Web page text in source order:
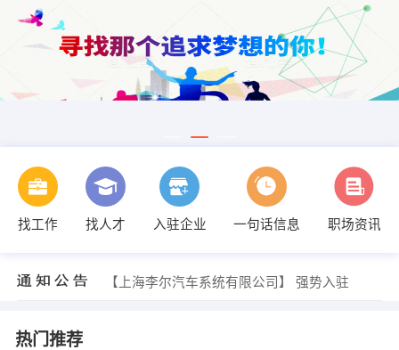
找工作 找人才 入驻企业 一句话信息 职场资讯
发布 [QAD&BOM专员 ] 招聘信息
【欧速（成都）汽车配件有限公司】 强势入驻
【上海李尔汽车系统有限公司】 强势入驻
热门推荐